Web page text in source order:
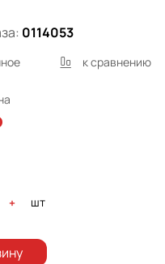
0114053
к сравнению
+ шт